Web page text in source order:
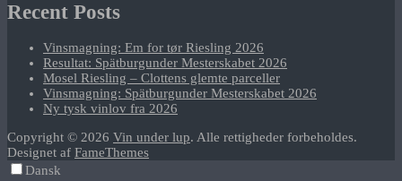
Recent Posts
Vinsmagning: Em for tør Riesling 2026
Resultat: Spätburgunder Mesterskabet 2026
Mosel Riesling – Clottens glemte parceller
Vinsmagning: Spätburgunder Mesterskabet 2026
Ny tysk vinlov fra 2026
Copyright © 2026 Vin under lup. Alle rettigheder forbeholdes.
Designet af FameThemes
Dansk